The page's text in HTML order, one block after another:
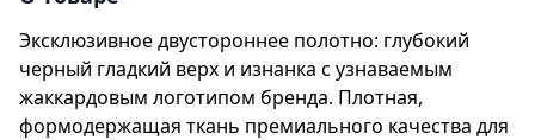
Эксклюзивное двустороннее полотно: глубокий
черный гладкий верх и изнанка с узнаваемым
жаккардовым логотипом бренда. Плотная,
формодержащая ткань премиального качества для